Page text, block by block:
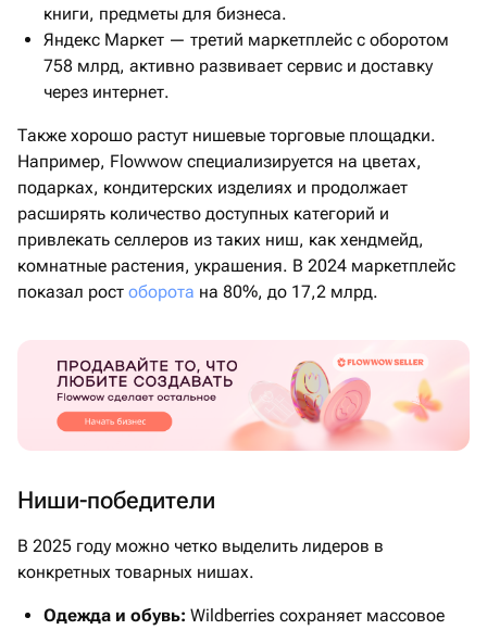
книги, предметы для бизнеса.
Яндекс Маркет — третий маркетплейс с оборотом
758 млрд, активно развивает сервис и доставку
через интернет.
Также хорошо растут нишевые торговые площадки.
Например, Flowwow специализируется на цветах,
подарках, кондитерских изделиях и продолжает
расширять количество доступных категорий и
привлекать селлеров из таких ниш, как хендмейд,
комнатные растения, украшения. В 2024 маркетплейс
показал рост оборота на 80%, до 17,2 млрд.
Ниши‑победители
В 2025 году можно четко выделить лидеров в
конкретных товарных нишах.
Одежда и обувь: Wildberries сохраняет массовое